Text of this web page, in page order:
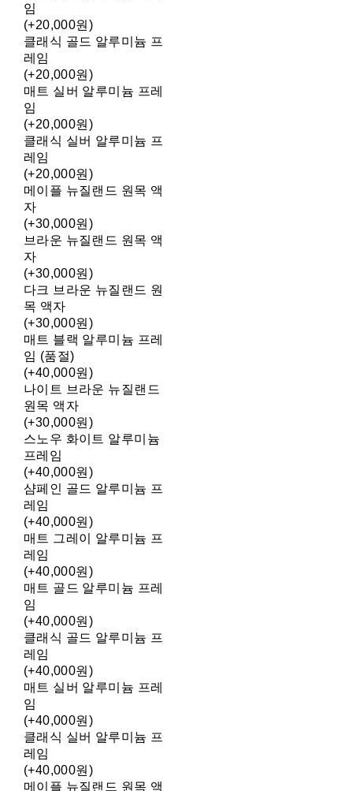
임
(+20,000원)
클래식 골드 알루미늄 프
레임
(+20,000원)
매트 실버 알루미늄 프레
임
(+20,000원)
클래식 실버 알루미늄 프
레임
(+20,000원)
메이플 뉴질랜드 원목 액
자
(+30,000원)
브라운 뉴질랜드 원목 액
자
(+30,000원)
다크 브라운 뉴질랜드 원
목 액자
(+30,000원)
매트 블랙 알루미늄 프레
임 (품절)
(+40,000원)
나이트 브라운 뉴질랜드
원목 액자
(+30,000원)
스노우 화이트 알루미늄
프레임
(+40,000원)
샴페인 골드 알루미늄 프
레임
(+40,000원)
매트 그레이 알루미늄 프
레임
(+40,000원)
매트 골드 알루미늄 프레
임
(+40,000원)
클래식 골드 알루미늄 프
레임
(+40,000원)
매트 실버 알루미늄 프레
임
(+40,000원)
클래식 실버 알루미늄 프
레임
(+40,000원)
메이플 뉴질랜드 원목 액